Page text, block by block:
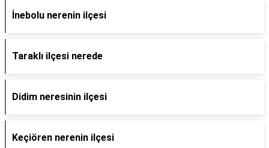
İnebolu nerenin ilçesi
Taraklı ilçesi nerede
Didim neresinin ilçesi
Keçiören nerenin ilçesi